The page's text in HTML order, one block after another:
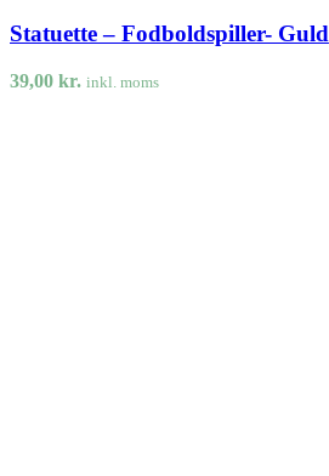
Statuette – Fodboldspiller- Guld
39,00 kr. inkl. moms